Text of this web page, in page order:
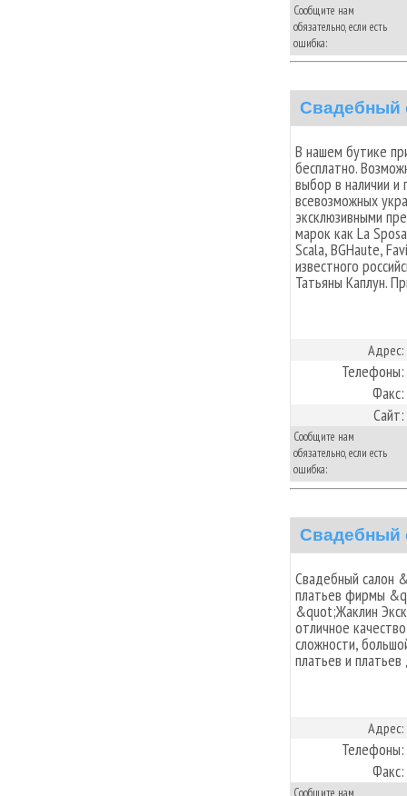
Сообщите нам
обязательно, если есть
ошибка:
Свадебный
В нашем бутике
бесплатно.
выбор в наличии и
всевозможных
эксклюзивными
марок как La
Scala, BGHaute,
известного
Татьяны Каплун.
Адрес:
Телефоны:
Факс:
Сайт:
Сообщите нам
обязательно, если есть
ошибка:
Свадебный
Свадебный салон
платьев фирмы
&quot;Жаклин
отличное
сложности,
платьев и
Адрес:
Телефоны:
Факс:
Сообщите нам